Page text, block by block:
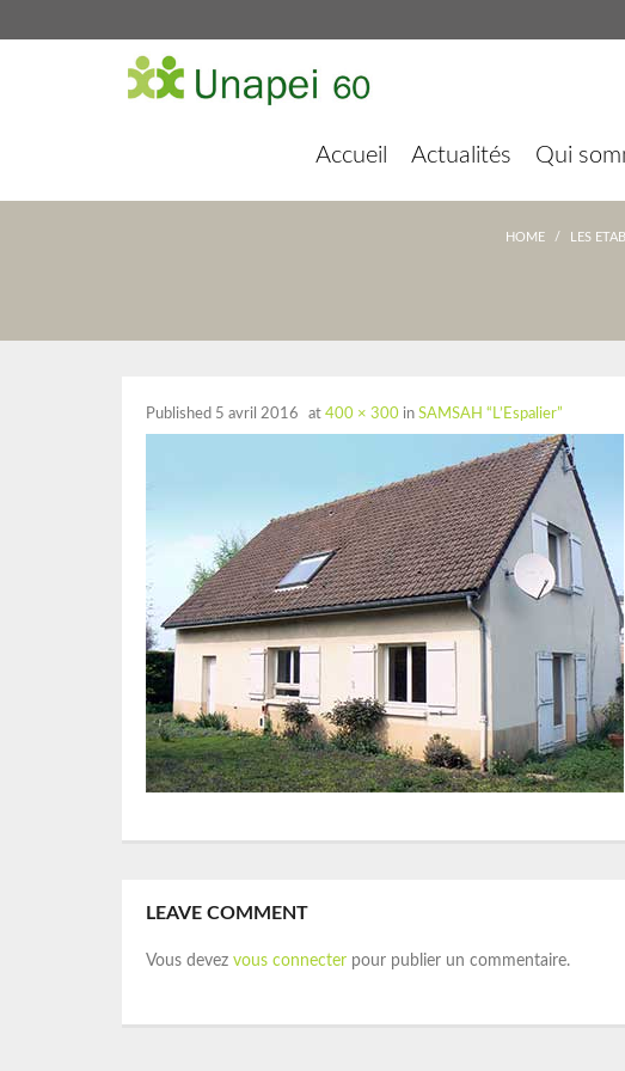
Accueil Actualités Qui
HOME / LES
Published 5 avril 2016 at 400 × 300 in SAMSAH “L’Espalier”
LEAVE COMMENT
Vous devez vous connecter pour publier un commentaire.